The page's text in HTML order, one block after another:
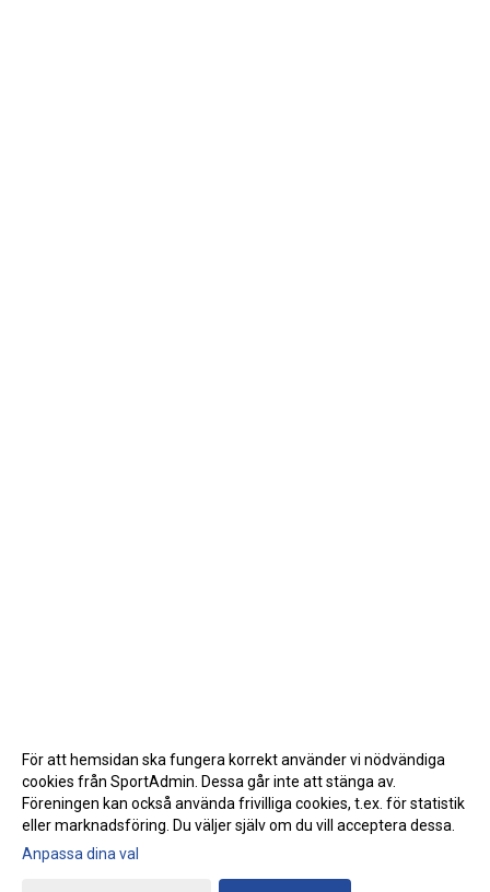
Gå till Webbversion
För att hemsidan ska fungera korrekt använder vi nödvändiga
cookies från SportAdmin. Dessa går inte att stänga av.
Föreningen kan också använda frivilliga cookies, t.ex. för statistik
eller marknadsföring. Du väljer själv om du vill acceptera dessa.
Anpassa dina val